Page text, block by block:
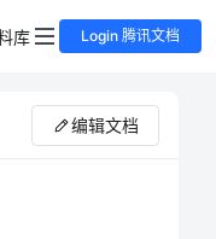
库 Login 腾讯文档
编辑文档